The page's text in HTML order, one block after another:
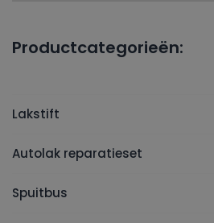
Productcategorieën:
Lakstift
Autolak reparatieset
Spuitbus